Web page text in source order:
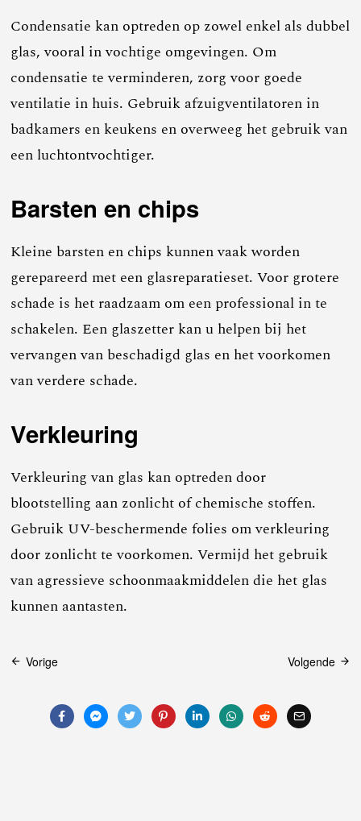
Condensatie kan optreden op zowel enkel als dubbel
glas, vooral in vochtige omgevingen. Om
condensatie te verminderen, zorg voor goede
ventilatie in huis. Gebruik afzuigventilatoren in
badkamers en keukens en overweeg het gebruik van
een luchtontvochtiger.
Barsten en chips
Kleine barsten en chips kunnen vaak worden
gerepareerd met een glasreparatieset. Voor grotere
schade is het raadzaam om een professional in te
schakelen. Een glaszetter kan u helpen bij het
vervangen van beschadigd glas en het voorkomen
van verdere schade.
Verkleuring
Verkleuring van glas kan optreden door
blootstelling aan zonlicht of chemische stoffen.
Gebruik UV-beschermende folies om verkleuring
door zonlicht te voorkomen. Vermijd het gebruik
van agressieve schoonmaakmiddelen die het glas
kunnen aantasten.
Bericht
navigatie
Vorige Volgende